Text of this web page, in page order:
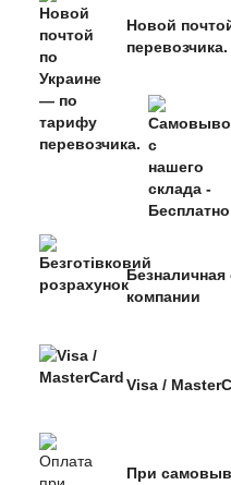
Новой
перевозчика.
Безналичная
компании
Visa /
При